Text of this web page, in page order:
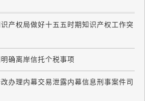
识产权局做好十五五时期知识产权工作突
确离岸信托个税事项
办理内幕交易泄露内幕信息刑事案件司